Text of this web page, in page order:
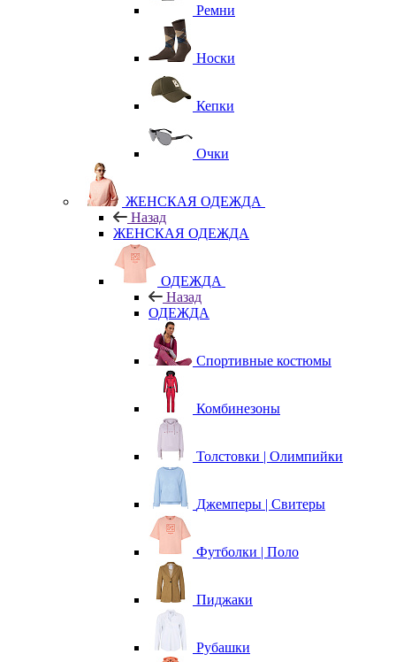
Ремни
Носки
Кепки
Очки
ЖЕНСКАЯ ОДЕЖДА
Назад
ЖЕНСКАЯ ОДЕЖДА
ОДЕЖДА
Назад
ОДЕЖДА
Спортивные костюмы
Комбинезоны
Толстовки | Олимпийки
Джемперы | Свитеры
Футболки | Поло
Пиджаки
Рубашки